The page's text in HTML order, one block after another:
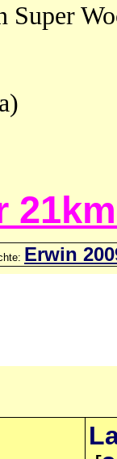
Super
Erwin